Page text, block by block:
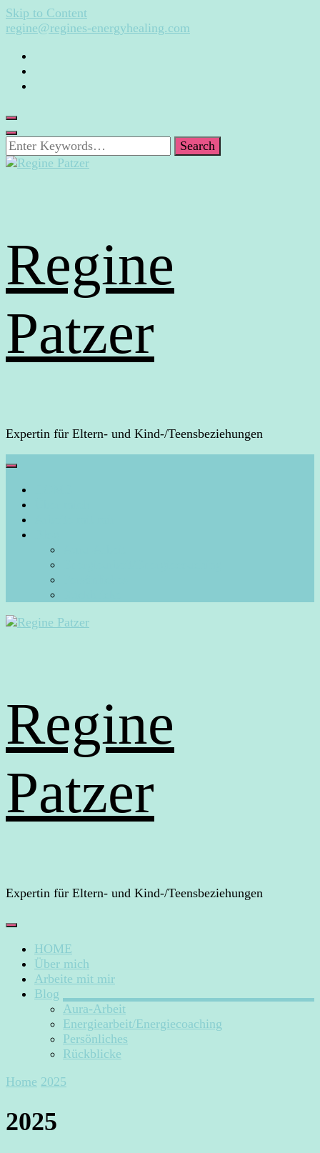
Skip to Content
regine@regines-energyhealing.com
Looking
for
Something?
Regine
Patzer
Expertin für Eltern- und Kind-/Teensbeziehungen
Regine
Patzer
Expertin für Eltern- und Kind-/Teensbeziehungen
HOME
Über mich
Arbeite mit mir
Blog
Aura-Arbeit
Energiearbeit/Energiecoaching
Persönliches
Rückblicke
Home 2025
2025